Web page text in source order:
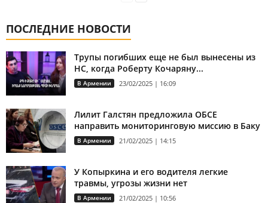
ПОСЛЕДНИЕ НОВОСТИ
Трупы погибших еще не был вынесены из
НС, когда Роберту Кочаряну...
В Армении 23/02/2025 | 16:09
Лилит Галстян предложила ОБСЕ
направить мониторинговую миссию в Баку
В Армении 21/02/2025 | 14:15
У Копыркина и его водителя легкие
травмы, угрозы жизни нет
В Армении 21/02/2025 | 10:56